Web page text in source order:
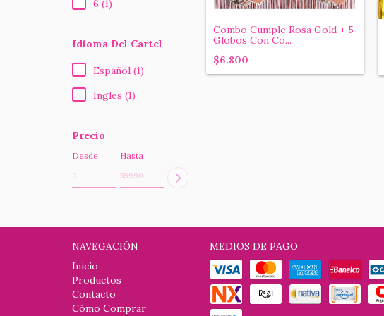
6 (1)
Idioma Del Cartel
Español (1)
Ingles (1)
Precio
Desde Hasta
Combo Cumple Rosa Gold + 5
Globos Con Co...
$6.800
NAVEGACIÓN
Inicio
Productos
Contacto
Cómo Comprar
MEDIOS DE PAGO